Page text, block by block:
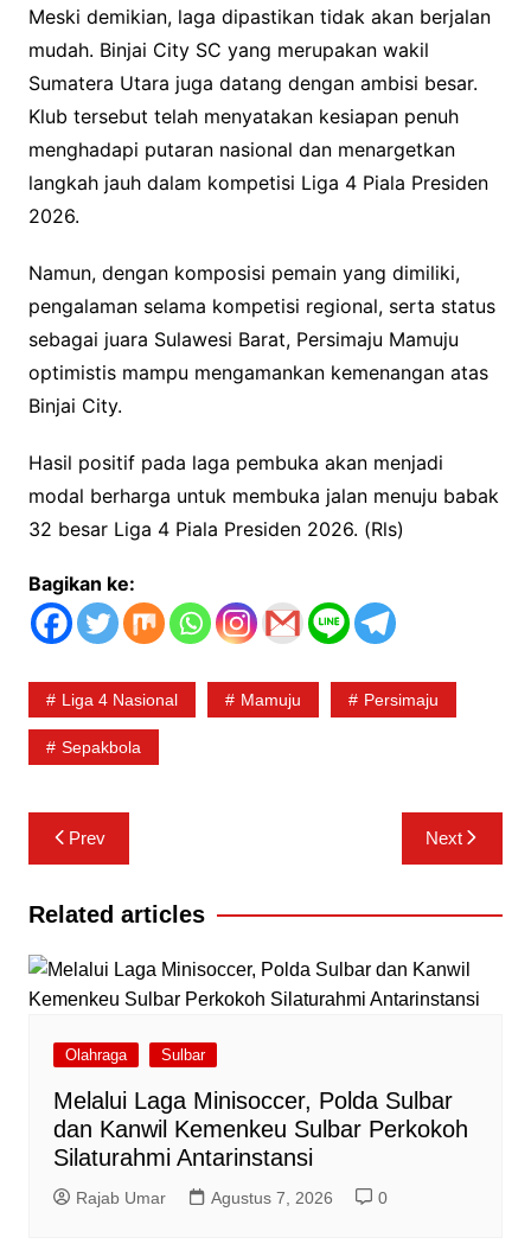
Meski demikian, laga dipastikan tidak akan berjalan
mudah. Binjai City SC yang merupakan wakil
Sumatera Utara juga datang dengan ambisi besar.
Klub tersebut telah menyatakan kesiapan penuh
menghadapi putaran nasional dan menargetkan
langkah jauh dalam kompetisi Liga 4 Piala Presiden
2026.
Namun, dengan komposisi pemain yang dimiliki,
pengalaman selama kompetisi regional, serta status
sebagai juara Sulawesi Barat, Persimaju Mamuju
optimistis mampu mengamankan kemenangan atas
Binjai City.
Hasil positif pada laga pembuka akan menjadi
modal berharga untuk membuka jalan menuju babak
32 besar Liga 4 Piala Presiden 2026. (Rls)
Bagikan ke:
Liga 4 Nasional Mamuju Persimaju
Sepakbola
Navigasi
pos
Prev Next
Related articles
Olahraga Sulbar
Melalui Laga Minisoccer, Polda Sulbar
dan Kanwil Kemenkeu Sulbar Perkokoh
Silaturahmi Antarinstansi
Rajab Umar Agustus 7, 2026 0